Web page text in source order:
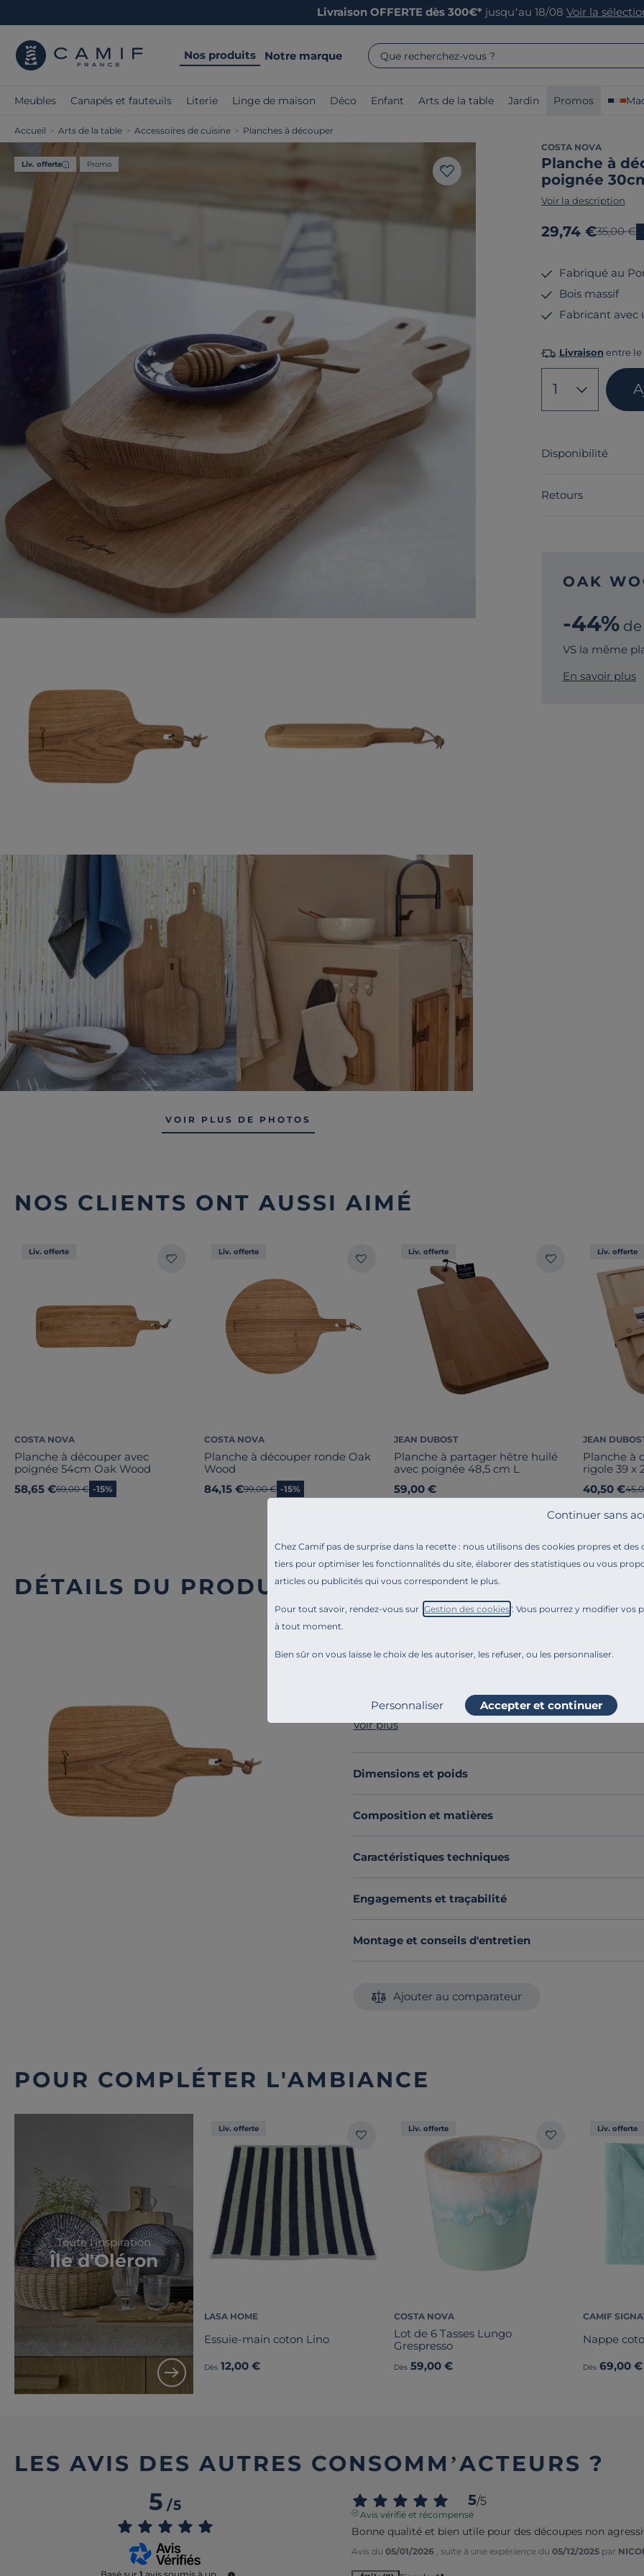
Chez Camif pas de surprise dans la recette : nous utilisons des cookies propres et des
tiers pour optimiser les fonctionnalités du site, élaborer des statistiques ou vous
articles ou publicités qui vous correspondent le plus.
Pour tout savoir, rendez-vous sur " Gestion des cookies". Vous pourrez y modifier vos
à tout moment.
Bien sûr on vous laisse le choix de les autoriser, les refuser, ou les personnaliser.
Continuer sans
Personnaliser Accepter et continuer
Livraison OFFERTE dès 300€* jusqu’au 18/08 Voir la
Nos produits Notre marque Que recherchez-vous ?
Meubles Canapés et fauteuils Literie Linge de maison Déco Enfant Arts de la table Jardin Promos
Accueil > Arts de la table > Accessoires de cuisine > Planches à découper
Liv. offerte Promo
VOIR PLUS DE PHOTOS
COSTA NOVA
Planche à
poignée
Voir la description
Nouveau prix
29,74 €Ancien
35,00 €
Fabriqué au
Bois massif
Fabricant avec
Livraison entre le
1
Disponibilité
Retours
OAK
-44%de
VS la même
En savoir plus
NOS CLIENTS ONT AUSSI AIMÉ
Liv. offerte
COSTA NOVA
Planche à découper avec
poignée 54cm Oak Wood
58,65 €Ancien prix
69,00 € -15%
Liv. offerte
COSTA NOVA
Planche à découper ronde Oak
Wood
84,15 €Ancien prix
99,00 € -15%
Liv. offerte
JEAN DUBOST
Planche à partager hêtre huilé
avec poignée 48,5 cm L
59,00 €
Liv. offerte
JEAN
Planche à
rigole 39 x
40,50 €
DÉTAILS DU PRODUIT
, la planche à
les préparations du quotidien. Sa poignée discrète et
tandis que la noblesse de sa matière lui confère
Cette planche s’inscrit dans lagamme OAK WOOD
,
ses côtés, découvrez également la version
pour composer un ensemble aussi
cuisine.
Découvrez toute notre sélection :
Voir plus
Dimensions et poids
Composition et matières
Caractéristiques techniques
Engagements et traçabilité
Montage et conseils d'entretien
Ajouter au comparateur
POUR COMPLÉTER L'AMBIANCE
Toute l'inspiration
Île d'Oléron
Liv. offerte
LASA HOME
Essuie-main coton Lino
Dès 12,00 €
Liv. offerte
COSTA NOVA
Lot de 6 Tasses Lungo
Grespresso
Dès 59,00 €
Liv. offerte
CAMIF
Nappe
Dès 69,00 €
LES AVIS DES AUTRES CONSOMM’ACTEURS ?
5/5 5/5
Avis vérifié et récompensé
Bonne qualité et bien utile pour des découpes non
Avis du 05/01/2026 , suite à une expérience du 05/12/2025 par